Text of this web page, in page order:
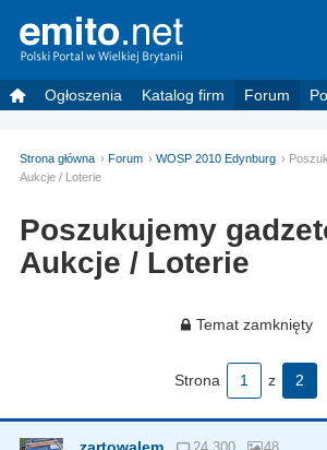
Ogłoszenia Katalog firm Forum
Strona główna Forum WOSP 2010 Edynburg
Aukcje / Loterie
Poszukujemy
Aukcje / Loterie
Temat zamknięty
Strona 1 z 2